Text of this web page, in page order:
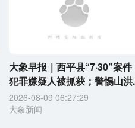
大象早报｜西平县“7·30”案件
犯罪嫌疑人被抓获；警惕山洪
2026-08-09 06:27:29
大象新闻